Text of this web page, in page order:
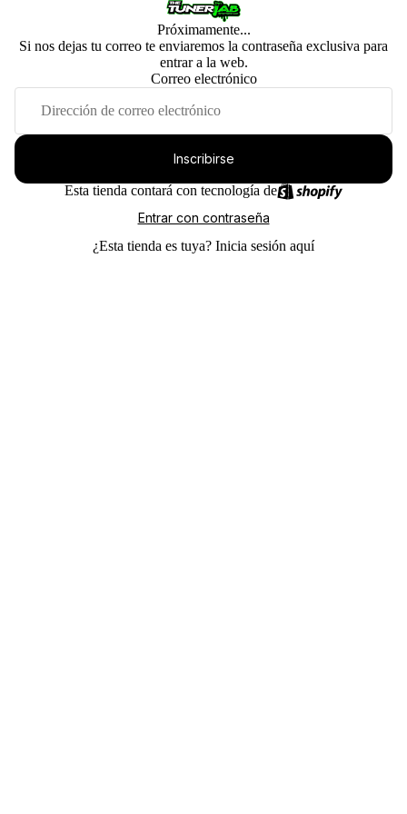
Próximamente...
Si nos dejas tu correo te enviaremos la contraseña exclusiva para
entrar a la web.
Correo electrónico
Inscribirse
Esta tienda contará con tecnología de
Entrar con contraseña
¿Esta tienda es tuya? Inicia sesión aquí